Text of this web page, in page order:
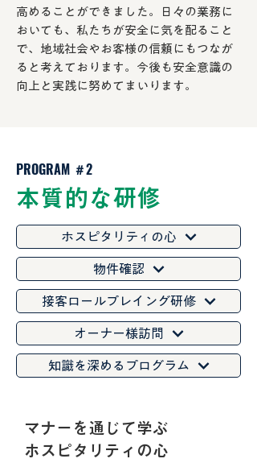
高めることができました。日々の業務に
おいても、私たちが安全に気を配ること
で、地域社会やお客様の信頼にもつなが
ると考えております。今後も安全意識の
向上と実践に努めてまいります。
PROGRAM ＃2
本質的な研修
ホスピタリティの心
物件確認
接客ロールプレイング研修
オーナー様訪問
知識を深めるプログラム
マナーを通じて学ぶ
ホスピタリティの心